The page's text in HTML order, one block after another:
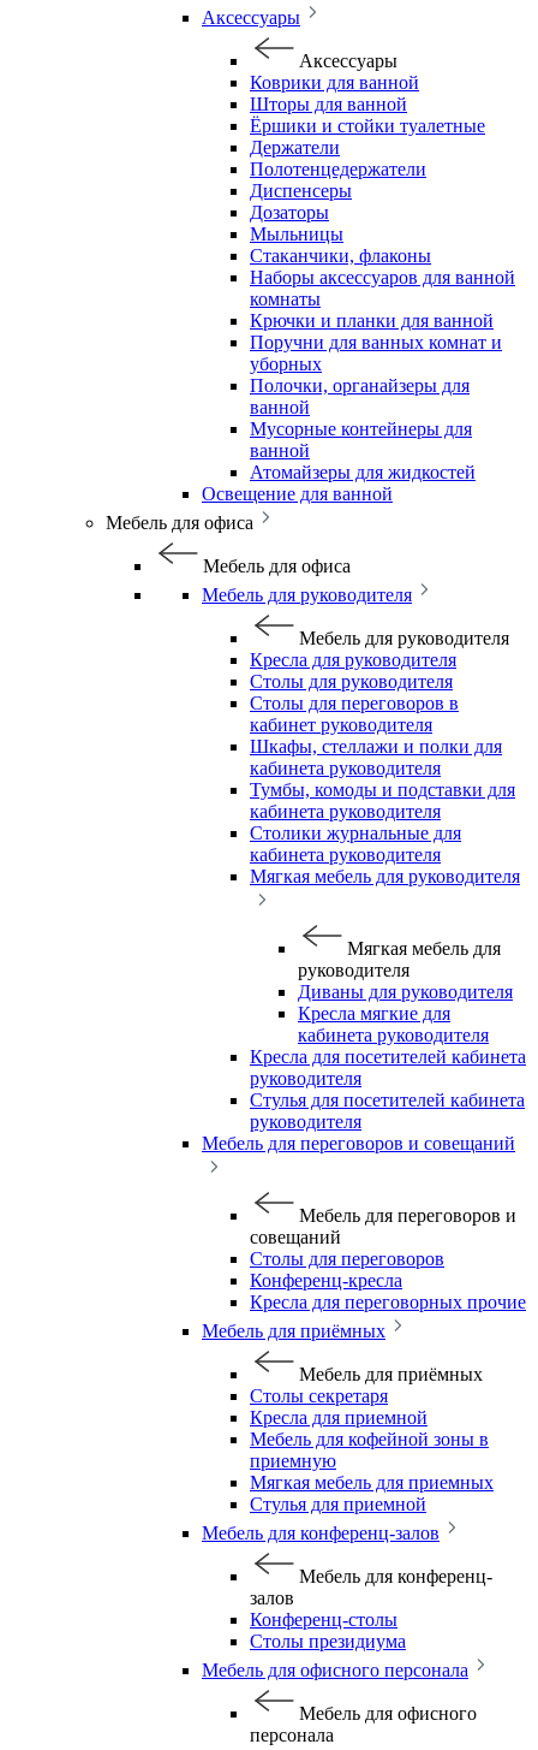
Аксессуары
Аксессуары
Коврики для ванной
Шторы для ванной
Ёршики и стойки туалетные
Держатели
Полотенцедержатели
Диспенсеры
Дозаторы
Мыльницы
Стаканчики, флаконы
Наборы аксессуаров для ванной
комнаты
Крючки и планки для ванной
Поручни для ванных комнат и
уборных
Полочки, органайзеры для
ванной
Мусорные контейнеры для
ванной
Атомайзеры для жидкостей
Освещение для ванной
Мебель для офиса
Мебель для офиса
Мебель для руководителя
Мебель для руководителя
Кресла для руководителя
Столы для руководителя
Столы для переговоров в
кабинет руководителя
Шкафы, стеллажи и полки для
кабинета руководителя
Тумбы, комоды и подставки для
кабинета руководителя
Столики журнальные для
кабинета руководителя
Мягкая мебель для руководителя
Мягкая мебель для
руководителя
Диваны для руководителя
Кресла мягкие для
кабинета руководителя
Кресла для посетителей кабинета
руководителя
Стулья для посетителей кабинета
руководителя
Мебель для переговоров и совещаний
Мебель для переговоров и
совещаний
Столы для переговоров
Конференц-кресла
Кресла для переговорных прочие
Мебель для приёмных
Мебель для приёмных
Столы секретаря
Кресла для приемной
Мебель для кофейной зоны в
приемную
Мягкая мебель для приемных
Стулья для приемной
Мебель для конференц-залов
Мебель для конференц-
залов
Конференц-столы
Столы президиума
Мебель для офисного персонала
Мебель для офисного
персонала